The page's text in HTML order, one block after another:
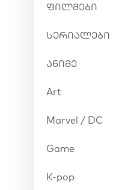
ფილმები
სერიალები
ანიმე
Art
Marvel / DC
Game
K-pop